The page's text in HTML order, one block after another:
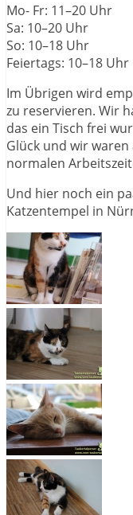
Mo- Fr: 11–20 Uhr
Sa: 10–20 Uhr
So: 10–18 Uhr
Feiertags: 10–18 Uhr
Im Übrigen wird
zu reservieren. Wir
das ein Tisch frei
Glück und wir
normalen
Und hier noch ein
Katzentempel in